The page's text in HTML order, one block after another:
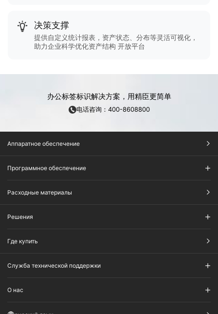
决策支撑
提供自定义统计报表，资产状态、分布等灵活可视化，
助力企业科学优化资产结构 开放平台
办公标签标识解决方案，用精臣更简单
电话咨询：400-8608800
Аппаратное обеспечение
Программное обеспечение
Расходные материалы
Решения
Где купить
Служба технической поддержки
О нас